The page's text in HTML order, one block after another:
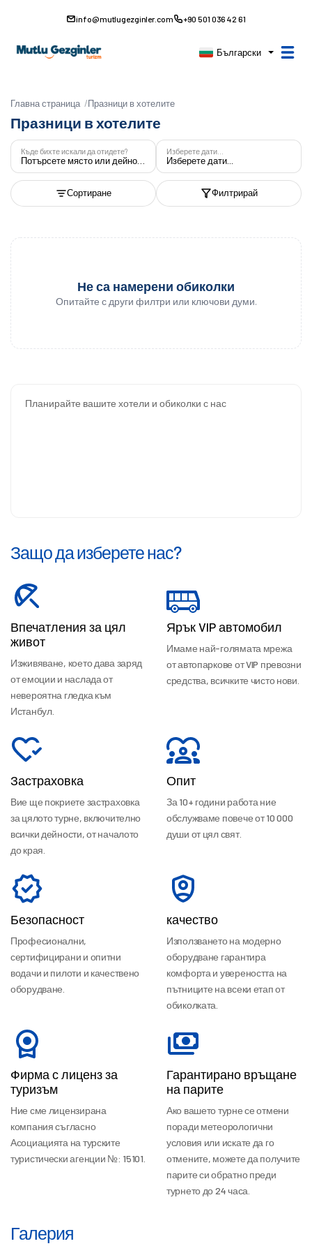
info@mutlugezginler.com +90 501 036 42 61
Български
Главна страница Празници в хотелите
Празници в хотелите
Къде бихте искали да отидете? Изберете дати...
Изберете дати...
Сортиране Филтрирай
Не са намерени обиколки
Опитайте с други филтри или ключови думи.
Планирайте вашите хотели и обиколки с нас
Защо да изберете нас?
Впечатления за цял
живот
Изживяване, което дава заряд
от емоции и наслада от
невероятна гледка към
Истанбул.
Ярък VIP автомобил
Имаме най-голямата мрежа
от автопаркове от VIP превозни
средства, всичките чисто нови.
Застраховка
Вие ще покриете застраховка
за цялото турне, включително
всички дейности, от началото
до края.
Опит
За 10+ години работа ние
обслужваме повече от 10 000
души от цял свят.
Безопасност
Професионални,
сертифицирани и опитни
водачи и пилоти и качествено
оборудване.
качество
Използването на модерно
оборудване гарантира
комфорта и увереността на
пътниците на всеки етап от
обиколката.
Фирма с лиценз за
туризъм
Ние сме лицензирана
компания съгласно
Асоциацията на турските
туристически агенции №: 15101.
Гарантирано връщане
на парите
Ако вашето турне се отмени
поради метеорологични
условия или искате да го
отмените, можете да получите
парите си обратно преди
турнето до 24 часа.
Галерия